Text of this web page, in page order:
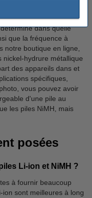
dans quelle
que la fréquence à
notre boutique en ligne,
nickel-hydrure métallique
des appareils dans et
spécifiques,
vous pouvez avoir
d'une pile au
les piles NiMH, mais
posées
Li-ion et NiMH ?
à fournir beaucoup
sont meilleures à long